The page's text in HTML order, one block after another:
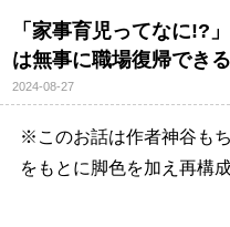
「家事育児ってなに!?
は無事に職場復帰でき
2024-08-27
※このお話は作者神谷も
をもとに脚色を加え再構